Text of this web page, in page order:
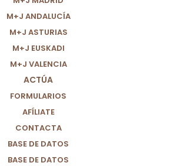
M+J ANDALUCÍA
M+J ASTURIAS
M+J EUSKADI
M+J VALENCIA
ACTÚA
FORMULARIOS
AFÍLIATE
CONTACTA
BASE DE DATOS
BASE DE DATOS